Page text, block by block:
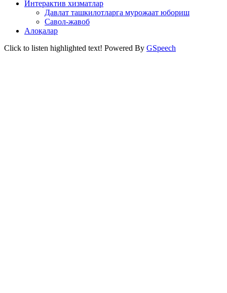
Интерактив хизматлар
Давлат ташкилотларга мурожаат юбориш
Савол-жавоб
Алоқалар
Click to listen highlighted text! Powered By GSpeech